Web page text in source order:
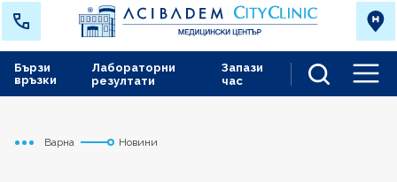
Лабораторни
резултати
Запази
час
Бързи
връзки
Начало
Варна Новини